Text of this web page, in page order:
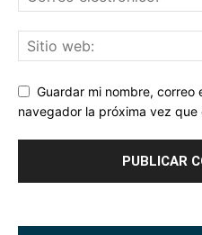
Guardar mi nombre,
navegador la próxima vez que